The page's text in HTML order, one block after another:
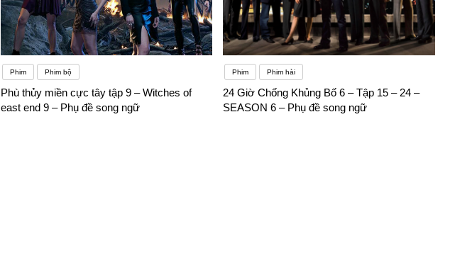
Phim Phim bộ
Phù thủy miền cực tây tập 9 – Witches of
east end 9 – Phụ đề song ngữ
Phim Phim hài
24 Giờ Chống Khủng Bố 6 – Tập 15 – 24 –
SEASON 6 – Phụ đề song ngữ